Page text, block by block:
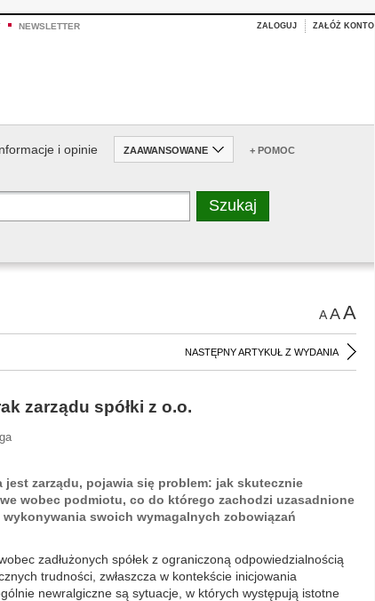
NEWSLETTER ZALOGUJ ZAŁÓŻ KONTO
i opinie ZAAWANSOWANE + POMOC
AAA
NASTĘPNY ARTYKUŁ Z WYDANIA
zarządu spółki z o.o.
jest zarządu, pojawia się problem: jak skutecznie
wobec podmiotu, co do którego zachodzi uzasadnione
swoich wymagalnych zobowiązań
zadłużonych spółek z ograniczoną odpowiedzialnością
trudności, zwłaszcza w kontekście inicjowania
newralgiczne są sytuacje, w których występują istotne